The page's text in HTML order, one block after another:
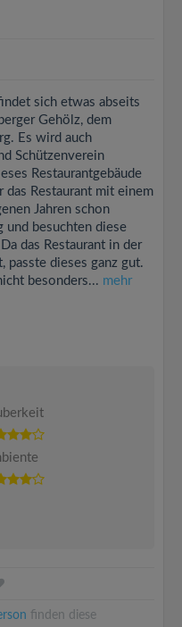
sich etwas abseits
Gehölz, dem
Es wird auch
Schützenverein
Restaurantgebäude
das Restaurant mit einem
Jahren schon
und besuchten diese
das Restaurant in der
dieses ganz gut.
besonders... mehr
finden diese